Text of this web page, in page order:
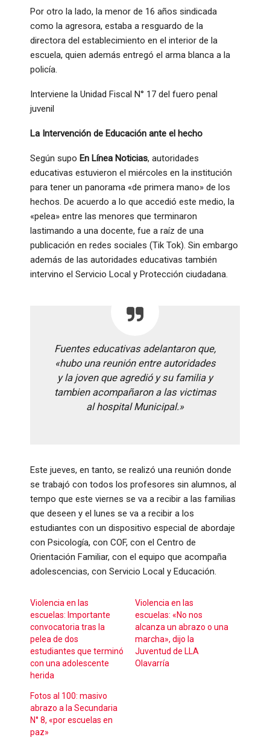
Por otro la lado, la menor de 16 años sindicada
como la agresora, estaba a resguardo de la
directora del establecimiento en el interior de la
escuela, quien además entregó el arma blanca a la
policía.
Interviene la Unidad Fiscal N° 17 del fuero penal
juvenil
La Intervención de Educación ante el hecho
Según supo En Línea Noticias, autoridades
educativas estuvieron el miércoles en la institución
para tener un panorama «de primera mano» de los
hechos. De acuerdo a lo que accedió este medio, la
«pelea» entre las menores que terminaron
lastimando a una docente, fue a raíz de una
publicación en redes sociales (Tik Tok). Sin embargo
además de las autoridades educativas también
intervino el Servicio Local y Protección ciudadana.
Fuentes educativas adelantaron que,
«hubo una reunión entre autoridades
y la joven que agredió y su familia y
tambien acompañaron a las victimas
al hospital Municipal.»
Este jueves, en tanto, se realizó una reunión donde
se trabajó con todos los profesores sin alumnos, al
tempo que este viernes se va a recibir a las familias
que deseen y el lunes se va a recibir a los
estudiantes con un dispositivo especial de abordaje
con Psicología, con COF, con el Centro de
Orientación Familiar, con el equipo que acompaña
adolescencias, con Servicio Local y Educación.
Violencia en las
escuelas: Importante
convocatoria tras la
pelea de dos
estudiantes que terminó
con una adolescente
herida
Violencia en las
escuelas: «No nos
alcanza un abrazo o una
marcha», dijo la
Juventud de LLA
Olavarría
Fotos al 100: masivo
abrazo a la Secundaria
N° 8, «por escuelas en
paz»